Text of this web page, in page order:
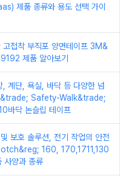
제품 종류와 용도 선택 가이
고접착 부직포 양면테이프 3M&
제품 알아보기
, 계단, 욕실, 바닥 등 다양한 넘
Safety-Walk&trade;
닥 논슬립 테이프
보호 솔루션, 전기 작업의 안전
160, 170,1711,130
양과 종류